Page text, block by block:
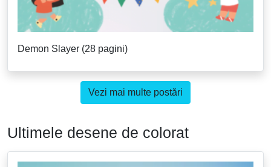
Demon Slayer (28 pagini)
Vezi mai multe postări
Ultimele desene de colorat